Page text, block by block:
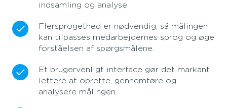
indsamling og analyse.
Flersprogethed er nødvendig, så målingen
kan tilpasses medarbejdernes sprog og øge
forståelsen af spørgsmålene.
Et brugervenligt interface gør det markant
lettere at oprette, gennemføre og
analysere målingen.